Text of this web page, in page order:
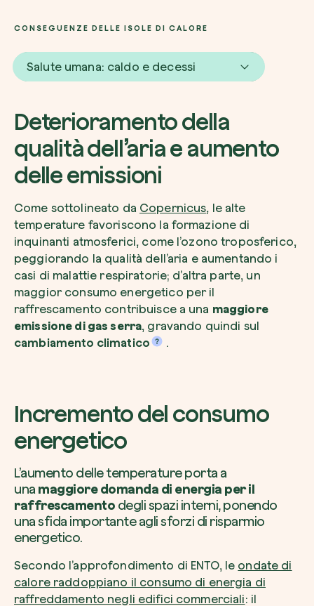
CONSEGUENZE DELLE ISOLE DI CALORE
Salute umana: caldo e decessi
Deterioramento della
qualità dell’aria e aumento
delle emissioni
Come sottolineato da Copernicus, le alte
temperature favoriscono la formazione di
inquinanti atmosferici, come l’ozono troposferico,
peggiorando la qualità dell’aria e aumentando i
casi di malattie respiratorie; d’altra parte, un
maggior consumo energetico per il
raffrescamento contribuisce a una maggiore
emissione di gas serra, gravando quindi sul
cambiamento climatico
.
Incremento del consumo
energetico
L’aumento delle temperature porta a
una maggiore domanda di energia per il
raffrescamento degli spazi interni, ponendo
una sfida importante agli sforzi di risparmio
energetico.
Secondo l’approfondimento di ENTO, le ondate di
calore raddoppiano il consumo di energia di
raffreddamento negli edifici commerciali: il